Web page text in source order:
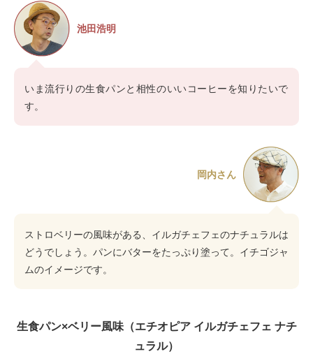
池田浩明
いま流行りの生食パンと相性のいいコーヒーを知りたいで
す。
岡内さん
ストロベリーの風味がある、イルガチェフェのナチュラルは
どうでしょう。パンにバターをたっぷり塗って。イチゴジャ
ムのイメージです。
生食パン×ベリー風味（エチオピア イルガチェフェ ナチ
ュラル）